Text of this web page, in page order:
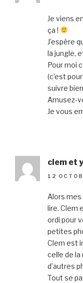
Je viens
ça !
J’espère
la jungle,
Pour moi
(c’est
suivre
Amusez-
Je vous
clem et
12
Alors
lire. Clem
ordi pour
petites
Clem est
celle de la
d’autres
Tout se